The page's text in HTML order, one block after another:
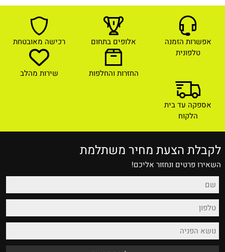
אפשרות הזמנה
טלפונית
אלופים בתחום רכישה מאובטחת
החזרות והחלפות שירות מהלב
אספקה עד בית
הלקוח
לקבלת הצעת מחיר משתלמת
השאירו פרטים ונחזור אליכם!